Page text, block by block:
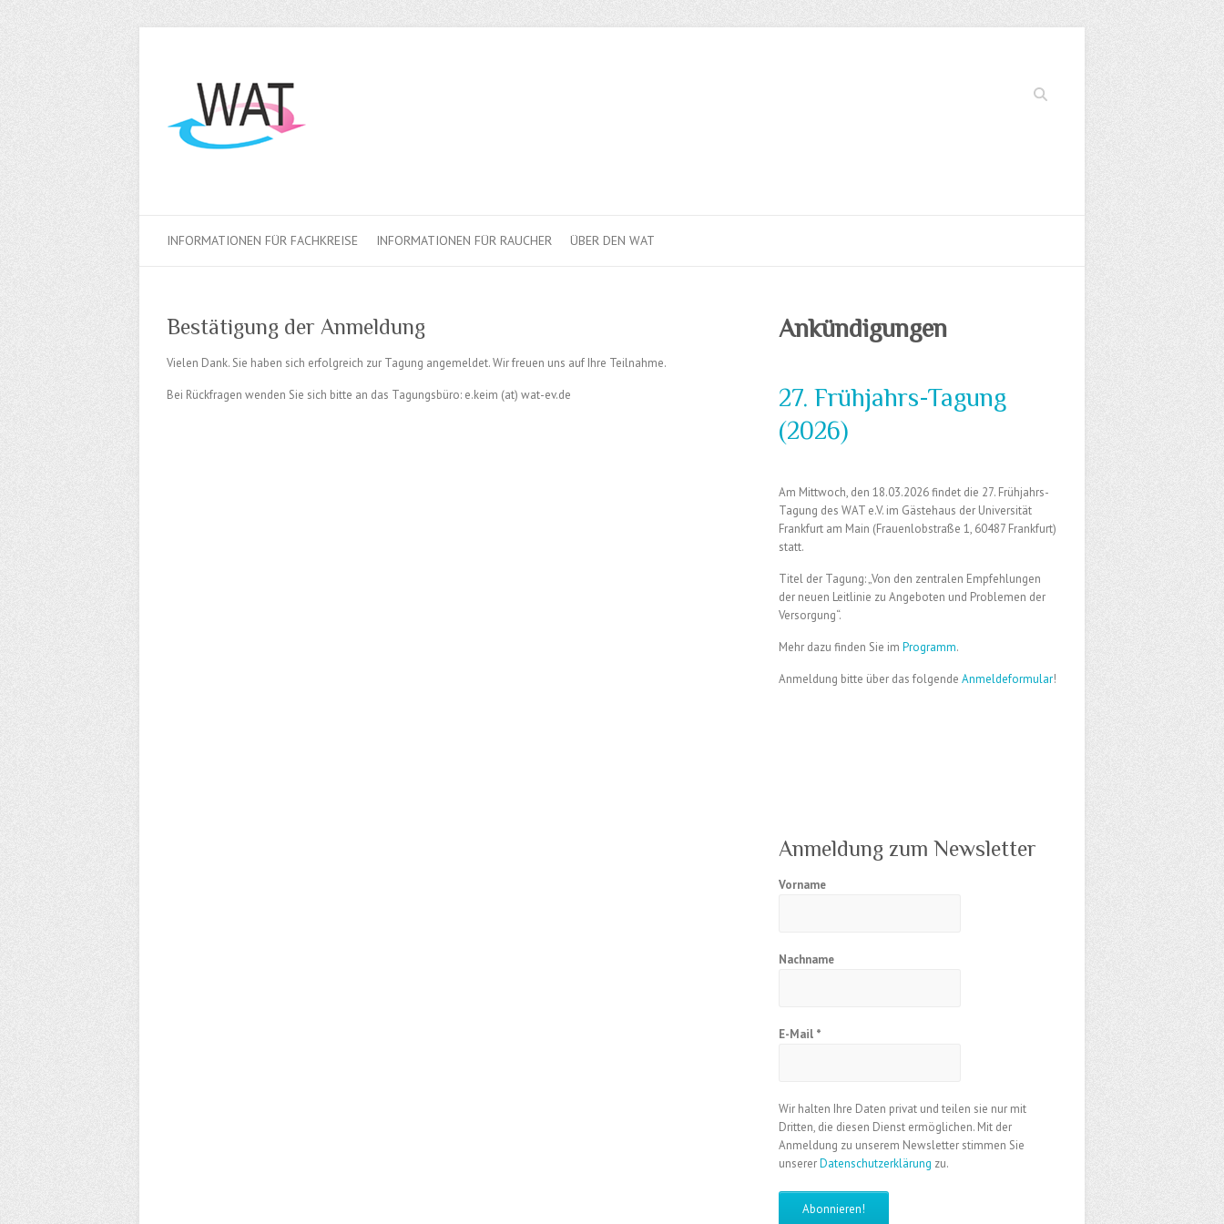
Suchen
INFORMATIONEN FÜR FACHKREISE INFORMATIONEN FÜR RAUCHER ÜBER DEN WAT
Bestätigung der Anmeldung
Vielen Dank. Sie haben sich erfolgreich zur Tagung angemeldet. Wir freuen uns auf Ihre Teilnahme.
Bei Rückfragen wenden Sie sich bitte an das Tagungsbüro: e.keim (at) wat-ev.de
Ankündigungen
27. Frühjahrs-Tagung
(2026)
Am Mittwoch, den 18.03.2026 findet die 27. Frühjahrs-
Tagung des WAT e.V. im Gästehaus der Universität
Frankfurt am Main (Frauenlobstraße 1, 60487 Frankfurt)
statt.
Titel der Tagung: „Von den zentralen Empfehlungen
der neuen Leitlinie zu Angeboten und Problemen der
Versorgung“.
Mehr dazu finden Sie imProgramm.
Anmeldung bitte über das folgendeAnmeldeformular!
Anmeldung zum Newsletter
Vorname
Nachname
E-Mail *
Wir halten Ihre Daten privat und teilen sie nur mit
Dritten, die diesen Dienst ermöglichen. Mit der
Anmeldung zu unserem Newsletter stimmen Sie
unsererDatenschutzerklärung zu.